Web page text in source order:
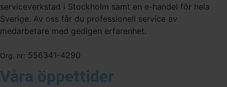
serviceverkstad i Stockholm samt en e-handel för hela
Sverige. Av oss får du professionell service av
medarbetare med gedigen erfarenhet.
Org. nr: 556341-4290
Våra öppettider